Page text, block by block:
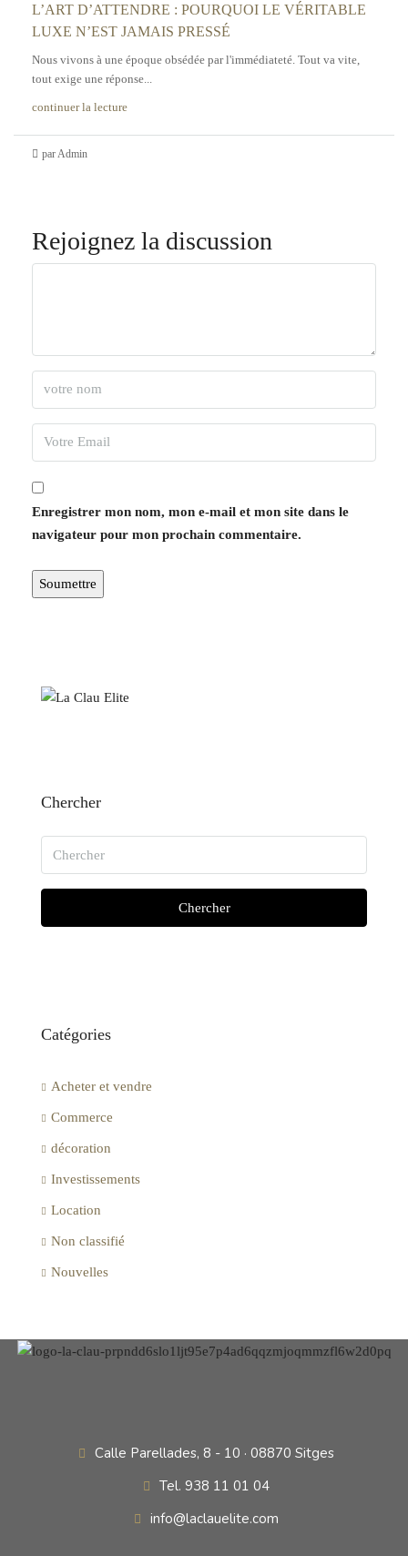
L’ART D’ATTENDRE : POURQUOI LE VÉRITABLE
LUXE N’EST JAMAIS PRESSÉ
Nous vivons à une époque obsédée par l'immédiateté. Tout va vite,
tout exige une réponse...
continuer la lecture
par Admin
Rejoignez la discussion
Enregistrer mon nom, mon e-mail et mon site dans le
navigateur pour mon prochain commentaire.
Chercher
Chercher
Catégories
Acheter et vendre
Commerce
décoration
Investissements
Location
Non classifié
Nouvelles
Calle Parellades, 8 - 10 · 08870 Sitges
Tel. 938 11 01 04
info@laclauelite.com